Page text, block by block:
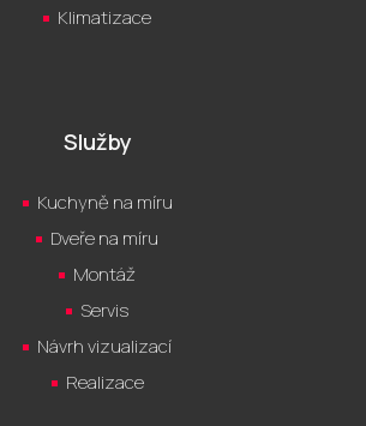
Klimatizace
Služby
Kuchyně na míru
Dveře na míru
Montáž
Servis
Návrh vizualizací
Realizace